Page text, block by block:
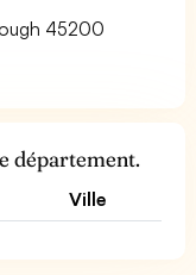
45200
département.
Ville